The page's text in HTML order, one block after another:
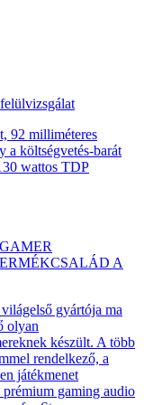
92 milliméteres
a költségvetés-barát
wattos TDP
A
gyártója ma
olyan
készült. A több
rendelkező, a
játékmenet
prémium gaming audio